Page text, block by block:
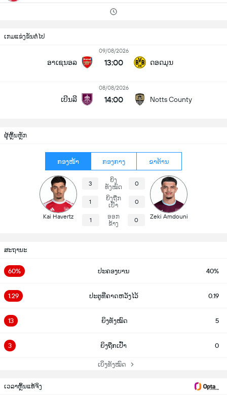
ເກມແຂ່ງຂັນຕໍ່ໄປ
ອາເຊນອລ
09/08/2026
13:00 ດອດມຸນ
ເບີນລີ
08/08/2026
14:00 Notts County
ຜູ້ຫຼິ້ນຫຼັກ
ກອງໜ້າ ກອງກາງ ຂາຕ້ານ
Kai Havertz
3
ຍິງ
ທັງໝົດ
0
1
ຍິງຖືກ
ເປົ້າ
0
1
ອອກ
ຂ້າງ
0 Zeki Amdouni
ສະຖານະ
60% ປະຄອງບານ 40%
1.29 ປະຕູທີ່ຄາດຫວັງໄວ້ 0.19
13 ຍິງທັງໝົດ 5
3 ຍິງຖືກເປົ້າ 0
ເບິ່ງທັງໝົດ
ເວລາຫຼິ້ນແທ້ຈິງ